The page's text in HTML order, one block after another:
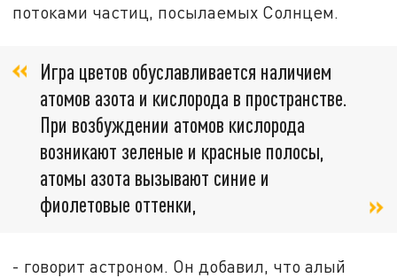
потоками частиц, посылаемых Солнцем.
Игра цветов обуславливается наличием
атомов азота и кислорода в пространстве.
При возбуждении атомов кислорода
возникают зеленые и красные полосы,
атомы азота вызывают синие и
фиолетовые оттенки,
- говорит астроном. Он добавил, что алый